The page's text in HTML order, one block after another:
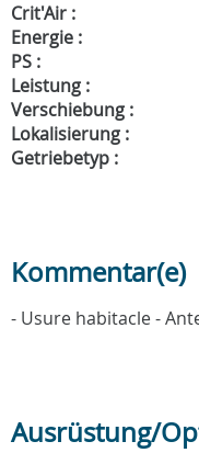
Crit'Air :
Energie :
PS :
Leistung :
Verschiebung :
Lokalisierung :
Getriebetyp :
Kommentar(e)
- Usure habitacle -
Ausrüstung/